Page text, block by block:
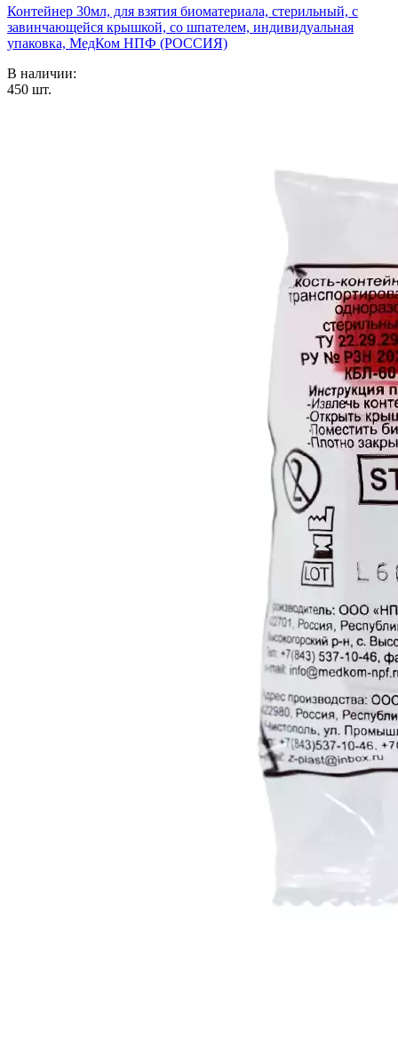
Контейнер 30мл, для взятия биоматериала, стерильный, с
завинчающейся крышкой, со шпателем, индивидуальная
упаковка, МедКом НПФ (РОССИЯ)
В наличии:
450 шт.